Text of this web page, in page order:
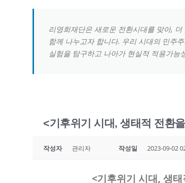
리영희재단은 새로운 전환시대를 맞아,
함께 나누고자 합니다. 우리 시대의 민주
실험을 탐구하고 나아가 현실적 적용가능
<기후위기 시대, 생태적 전환
작성자 관리자 작성일 2023-09-02
<기후위기 시대, 생